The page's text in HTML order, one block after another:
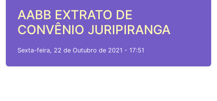
AABB EXTRATO DE
CONVÊNIO JURIPIRANGA
Sexta-feira, 22 de Outubro de 2021 - 17:51